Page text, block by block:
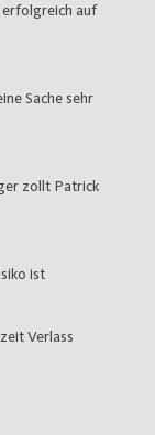
auf
Sache sehr
zollt Patrick
ist
Verlass